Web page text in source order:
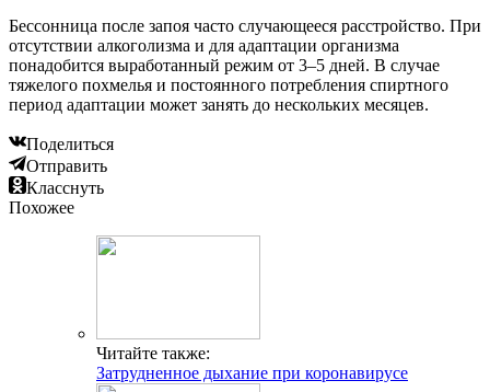
Бессонница после запоя часто случающееся расстройство. При
отсутствии алкоголизма и для адаптации организма
понадобится выработанный режим от 3–5 дней. В случае
тяжелого похмелья и постоянного потребления спиртного
период адаптации может занять до нескольких месяцев.
Поделиться
Отправить
Класснуть
Похожее
Читайте также:
Затрудненное дыхание при коронавирусе